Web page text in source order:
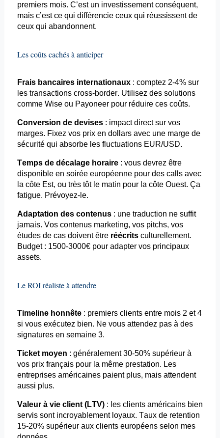
premiers mois. C’est un investissement conséquent,
mais c’est ce qui différencie ceux qui réussissent de
ceux qui abandonnent.
Les coûts cachés à anticiper
Frais bancaires internationaux: comptez 2-4% sur
les transactions cross-border. Utilisez des solutions
comme Wise ou Payoneerpour réduire ces coûts.
Conversion de devises: impact direct sur vos
marges. Fixez vos prix en dollars avec une marge de
sécurité qui absorbe les fluctuations EUR/USD.
Temps de décalage horaire: vous devrez être
disponible en soirée européenne pour des calls avec
la côte Est, ou très tôt le matin pour la côte Ouest. Ça
fatigue. Prévoyez-le.
Adaptation des contenus: une traduction ne suffit
jamais. Vos contenus marketing, vos pitchs, vos
études de cas doivent être réécritsculturellement.
Budget : 1500-3000€ pour adapter vos principaux
assets.
Le ROI réaliste à attendre
Timeline honnête: premiers clients entre mois 2 et 4
si vous exécutez bien. Ne vous attendez pas à des
signatures en semaine 3.
Ticket moyen : généralement 30-50% supérieur à
vos prix français pour la même prestation. Les
entreprises américaines paient plus, mais attendent
aussi plus.
Valeur à vie client (LTV): les clients américains bien
servis sont incroyablement loyaux. Taux de retention
15-20% supérieur aux clients européens selon mes